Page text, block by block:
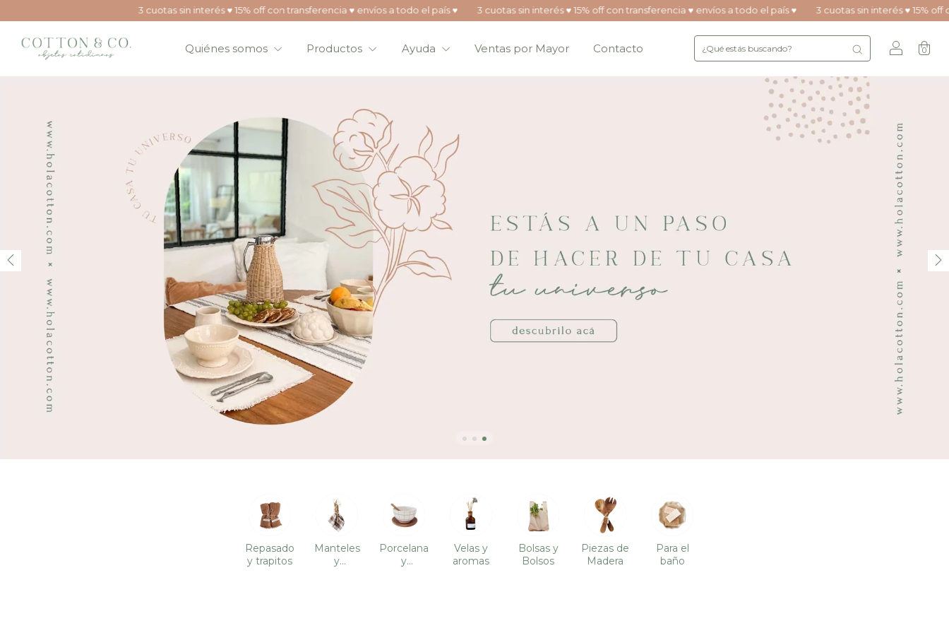
3 cuotas sin interés ♥ 15% off con transferencia ♥ envíos a todo el país ♥ 3 cuotas sin interés ♥ 15% off con transferencia ♥ envíos a todo el país ♥ 3 cuotas sin interés ♥ 15% off con
Quiénes somos Productos Ayuda Ventas por Mayor Contacto 0
Repasadores
y trapitos
Manteles
y
Porcelana
y
Velas y
aromas
Bolsas y
Bolsos
Piezas de
Madera
Para el
baño